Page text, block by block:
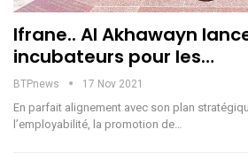
Ifrane.. Al Akhawayn
incubateurs pour les…
BTPnews 17 Nov 2021
En parfait alignement avec son plan
l’employabilité, la promotion de…